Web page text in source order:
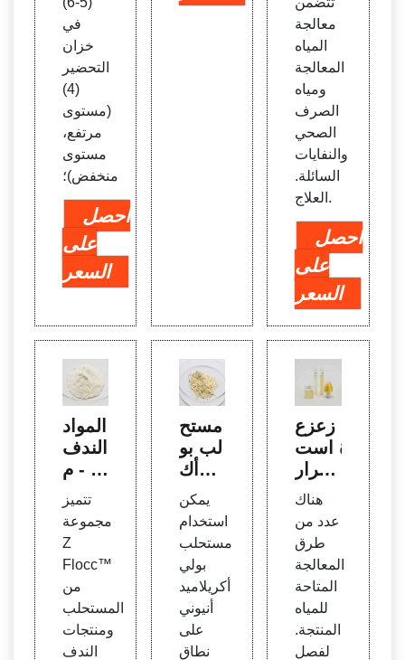
في
خزان
التحضير
(4)
(مستوى
مرتفع،
مستوى
منخفض)؛
احصل
على
السعر
معالجة
المياه
المعالجة
ومياه
الصرف
الصحي
والنفايات
السائلة.
العلاج.
احصل
على
السعر
المواد
الندف
ية - م
ب Z
Floc
c™ و
أكريلا
ميد ال
جاف
تتميز
مجموعة
Z
Flocc™
من
المستحلب
ومنتجات
الندف
مستح
لب بو
لي أك
ريلامي
د للمو
اد الكي
ميائية
لتنقية
المياه
Blufl
oc
يمكن
استخدام
مستحلب
بولي
أكريلاميد
أنيوني
على
نطاق
زعزع
ة است
قرار
ومعال
جة ال
مياه و
النفط
المنتج
هناك
عدد من
طرق
المعالجة
المتاحة
للمياه
المنتجة.
لفصل